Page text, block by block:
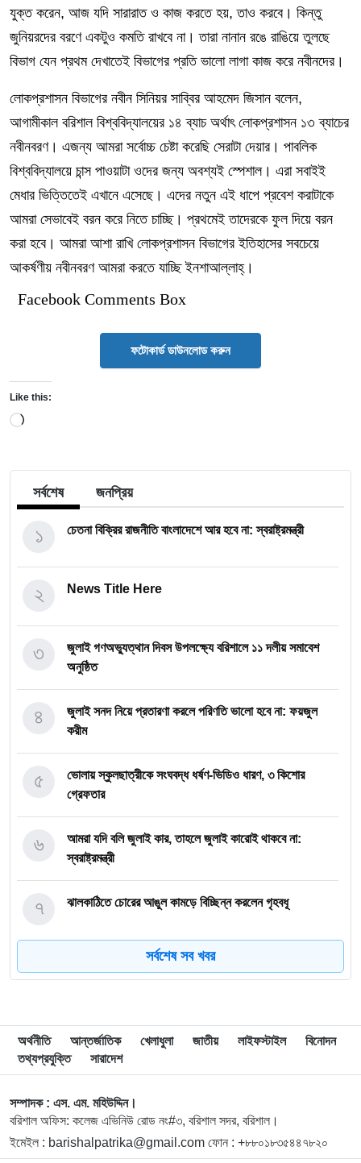
যুক্ত করেন, আজ যদি সারারাত ও কাজ করতে হয়, তাও করবে। কিন্তু
জুনিয়রদের বরণে একটুও কমতি রাখবে না। তারা নানান রঙে রাঙিয়ে তুলছে
বিভাগ যেন প্রথম দেখাতেই বিভাগের প্রতি ভালো লাগা কাজ করে নবীনদের।
লোকপ্রশাসন বিভাগের নবীন সিনিয়র সাব্বির আহমেদ জিসান বলেন,
আগামীকাল বরিশাল বিশ্ববিদ্যালয়ের ১৪ ব্যাচ অর্থাৎ লোকপ্রশাসন ১৩ ব্যাচের
নবীনবরণ। এজন্য আমরা সর্বোচ্চ চেষ্টা করেছি সেরাটা দেয়ার। পাবলিক
বিশ্ববিদ্যালয়ে চান্স পাওয়াটা ওদের জন্য অবশ্যই স্পেশাল। এরা সবাইই
মেধার ভিত্তিতেই এখানে এসেছে। এদের নতুন এই ধাপে প্রবেশ করাটাকে
আমরা সেভাবেই বরন করে নিতে চাচ্ছি। প্রথমেই তাদেরকে ফুল দিয়ে বরন
করা হবে। আমরা আশা রাখি লোকপ্রশাসন বিভাগের ইতিহাসের সবচেয়ে
আকর্ষণীয় নবীনবরণ আমরা করতে যাচ্ছি ইনশাআল্লাহ্।
Facebook Comments Box
ফটোকার্ড ডাউনলোড করুন
Like this:
Loading…
সর্বশেষ জনপ্রিয়
চেতনা বিক্রির রাজনীতি বাংলাদেশে আর হবে না: স্বরাষ্ট্রমন্ত্রী
১
News Title Here
২
জুলাই গণঅভ্যুত্থান দিবস উপলক্ষ্যে বরিশালে ১১ দলীয় সমাবেশ
অনুষ্ঠিত
৩
জুলাই সনদ নিয়ে প্রতারণা করলে পরিণতি ভালো হবে না: ফয়জুল
করীম
৪
ভোলায় স্কুলছাত্রীকে সংঘবদ্ধ ধর্ষণ-ভিডিও ধারণ, ৩ কিশোর
গ্রেফতার
৫
আমরা যদি বলি জুলাই কার, তাহলে জুলাই কারোই থাকবে না:
স্বরাষ্ট্রমন্ত্রী
৬
ঝালকাঠিতে চোরের আঙুল কামড়ে বিচ্ছিন্ন করলেন গৃহবধূ
৭
ছাত্রকে দিয়ে এইচএসসির খাতা মূল্যায়নের অভিযাগে শিক্ষক বরখাস্ত
৮
৯
বিএম কলেজে নানা আয়োজনে পালিত হলো জুলাই গণঅভ্যুত্থান
দিবস
বিএম কলেজে “শিবির” ট্যাগ দিয়ে জুলাইয়ের অনুষ্ঠান বন্ধের
১১
সর্বশেষ সব খবর
অর্থনীতি আন্তর্জাতিক খেলাধুলা জাতীয় লাইফস্টাইল
বিনোদন
তথ্যপ্রযুক্তি
সারাদেশ
সম্পাদক : এস. এম. মহিউদ্দিন।
বরিশাল অফিস: কলেজ এভিনিউ রোড নং#৩, বরিশাল সদর, বরিশাল।
ইমেইল : barishalpatrika@gmail.com ফোন : +৮৮০১৮৩৫৪৪৭৮২০